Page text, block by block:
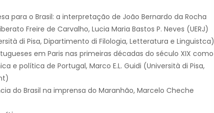
para o Brasil: a interpretação de João Bernardo da Rocha
Freire de Carvalho, Lucia Maria Bastos P. Neves (UERJ)
di Pisa, Dipartimento di Filologia, Letteratura e Linguistca)
em Paris nas primeiras décadas do século XIX como
e política de Portugal, Marco E.L. Guidi (Università di Pisa,
do Brasil na imprensa do Maranhão, Marcelo Cheche